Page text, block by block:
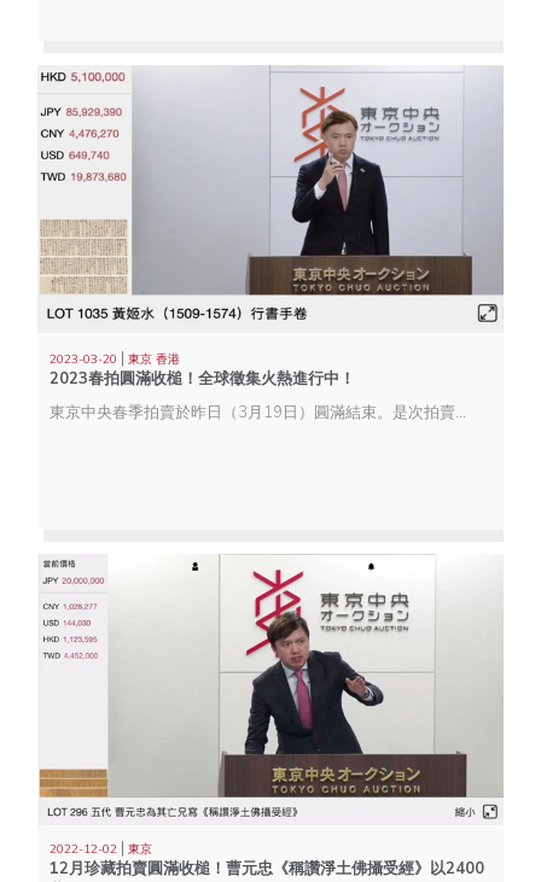
2023-03-20 |東京 香港
2023春拍圓滿收槌！全球徵集火熱進行中！
東京中央春季拍賣於昨日（3月19日）圓滿結束。是次拍賣於東京及香港雙城舉行，40多個專場共呈獻逾1,400件珍品。當中「風神有餘—東京某藏家同一書法收藏」、「鐵筆留痕—日本著名篆刻家舊藏印譜專場」、「鴻禧集珍—舊鴻禧美術館舊藏元明清重要漆器專場」及「萬彩斑斕—山中商會舊藏明清重要瓷器專場」等多個專場喜獲白手套佳績。
2022-12-02 |東京
12月珍藏拍賣圓滿收槌！曹元忠《稱讚淨土佛攝受經》以2400